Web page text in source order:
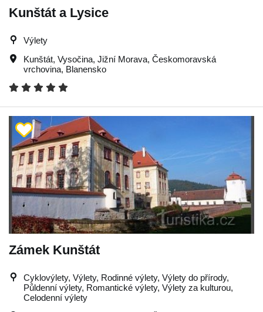
Kunštát a Lysice
Výlety
Kunštát, Vysočina, Jižní Morava, Českomoravská
vrchovina, Blanensko
Zámek Kunštát
Cyklovýlety, Výlety, Rodinné výlety, Výlety do přírody,
Půldenní výlety, Romantické výlety, Výlety za kulturou,
Celodenní výlety